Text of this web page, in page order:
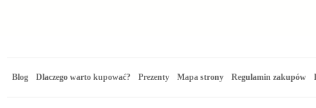
Blog Dlaczego warto kupować? Prezenty Mapa strony Regulamin zakupów